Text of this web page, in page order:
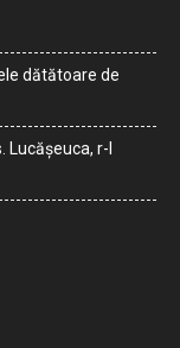
dătătoare de
Lucășeuca, r-l